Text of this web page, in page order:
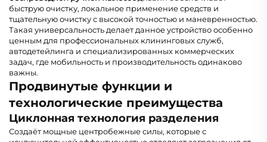
быструю очистку, локальное применение средств и
тщательную очистку с высокой точностью и маневренностью.
Такая универсальность делает данное устройство особенно
ценным для профессиональных клининговых служб,
автодетейлинга и специализированных коммерческих
задач, где мобильность и производительность одинаково
важны.
Продвинутые функции и
технологические преимущества
Циклонная технология разделения
Создаёт мощные центробежные силы, которые с